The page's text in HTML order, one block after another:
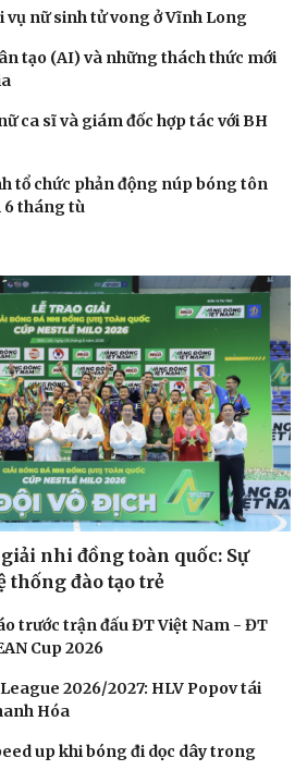
Nghệ sĩ
Thời trang
Sao Việt
vụ nữ sinh tử vong ở Vĩnh Long
tạo (AI) và những thách thức mới
ca sĩ và giám đốc hợp tác với BH
tổ chức phản động núp bóng tôn
6 tháng tù
nhi đồng toàn quốc: Sự
thống đào tạo trẻ
trước trận đấu ĐT Việt Nam - ĐT
Cup 2026
2026/2027: HLV Popov tái
Hóa
up khi bóng đi dọc dây trong